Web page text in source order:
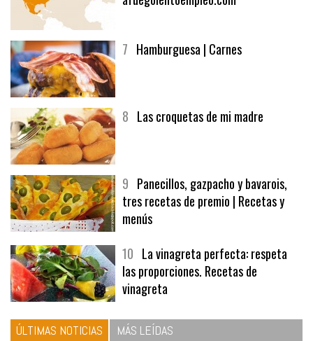
7 Hamburguesa | Carnes
8 Las croquetas de mi madre
9 Panecillos, gazpacho y bavarois,
tres recetas de premio | Recetas y
menús
10 La vinagreta perfecta: respeta
las proporciones. Recetas de
vinagreta
ÚLTIMAS NOTICIAS MÁS LEÍDAS